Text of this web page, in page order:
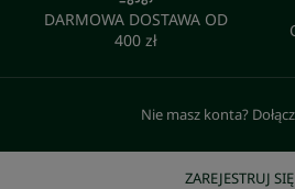
DARMOWA DOSTAWA OD
400 zł
Nie masz konta?
ZAREJESTRUJ SIĘ